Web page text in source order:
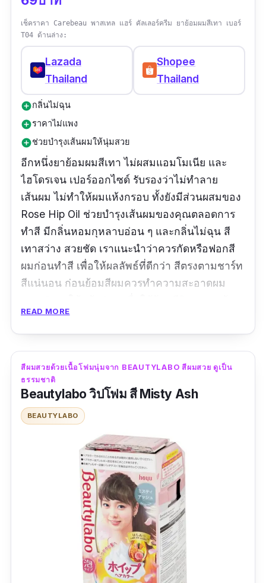
เช็คราคา Carebeau พาสเทล แฮร์ คัลเลอร์ครีม ยาย้อมผมสีเทา เบอร์
T04 ด้านล่าง:
Lazada
Thailand
Shopee
Thailand
add_circleกลิ่นไม่ฉุน
add_circleราคาไม่แพง
add_circleช่วยบำรุงเส้นผมให้นุ่มสวย
อีกหนึ่งยาย้อมผมสีเทา ไม่ผสมแอมโมเนีย และ
ไฮโดรเจน เปอร์ออกไซด์ รับรองว่าไม่ทำลาย
เส้นผม ไม่ทำให้ผมแห้งกรอบ ทั้งยังมีส่วนผสมของ
Rose Hip Oil ช่วยบำรุงเส้นผมของคุณตลอดการ
ทำสี มีกลิ่นหอมกุหลาบอ่อน ๆ และกลิ่นไม่ฉุน สี
เทาสว่าง สวยชัด เราแนะนำว่าควรกัดหรือฟอกสี
ผมก่อนทำสี เพื่อให้ผลลัพธ์ที่ดีกว่า สีตรงตามชาร์ท
สีแน่นอน ก่อนย้อมสีผมควรทำความสะอาดผม
ให้สีสวยได้แบบไม่ต้องไปซาลอน และสาวกตระกูล
สีพาสเทลจะรัก carebeau ค่ะ เพราะโทนในกล่องนี้
จะเป็นเทาพาสเทล
ปริมาณ: 100 ml
รีวิว :ไม่เคยใช้ยี่ห้อนี้เลยค่ะ พึ่งลองซื้อมาใช้ กลิ่น
ค่อนข้างโอเคเลยค่ะ แต่ว่าสีอาจจะต้องรอเฟดออก
READ MORE
สีผมสวยด้วยเนื้อโฟมนุ่มจาก BEAUTYLABO สีผมสวย ดูเป็น
ธรรมชาติ
Beautylabo วิปโฟม สี Misty Ash
BEAUTYLABO